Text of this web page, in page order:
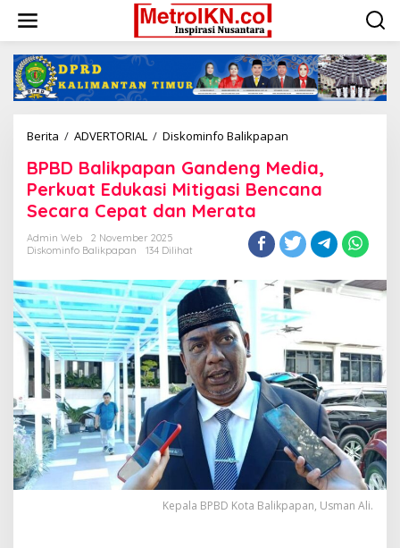
konten
Berita / ADVERTORIAL / Diskominfo Balikpapan
Gandeng
Media,
Perkuat
Mitigasi
Bencana
Cepat
dan
Merata
BPBD Balikpapan Gandeng Media,
Perkuat Edukasi Mitigasi Bencana
Secara Cepat dan Merata
Admin Web
2 November 2025
Diskominfo Balikpapan
134 Dilihat
Kepala BPBD Kota Balikpapan, Usman Ali.